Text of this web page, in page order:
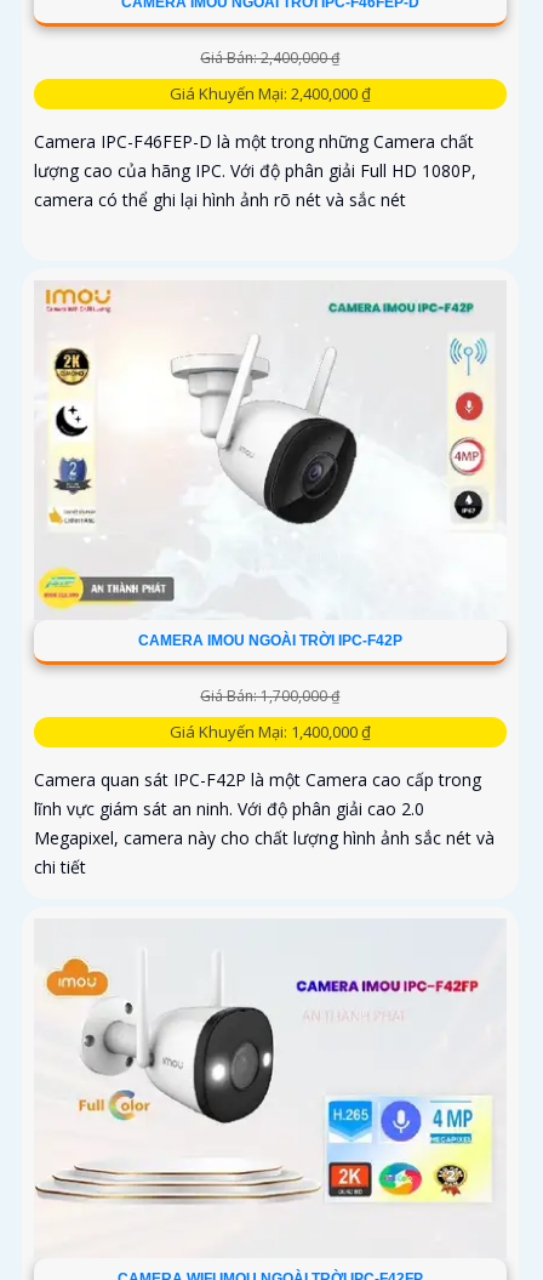
Giá Bán: 2,400,000 ₫
Giá Khuyến Mại: 2,400,000 ₫
Camera IPC-F46FEP-D là một trong những Camera chất
lượng cao của hãng IPC. Với độ phân giải Full HD 1080P,
camera có thể ghi lại hình ảnh rõ nét và sắc nét
CAMERA IMOU NGOÀI TRỜI IPC-F42P
Giá Bán: 1,700,000 ₫
Giá Khuyến Mại: 1,400,000 ₫
Camera quan sát IPC-F42P là một Camera cao cấp trong
lĩnh vực giám sát an ninh. Với độ phân giải cao 2.0
Megapixel, camera này cho chất lượng hình ảnh sắc nét và
chi tiết